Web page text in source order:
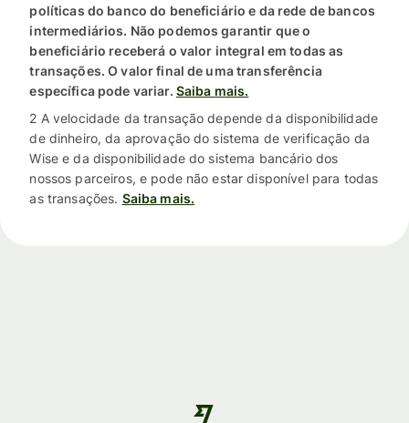
políticas do banco do beneficiário e da rede de bancos
intermediários. Não podemos garantir que o
beneficiário receberá o valor integral em todas as
transações. O valor final de uma transferência
específica pode variar. Saiba mais.
2 A velocidade da transação depende da disponibilidade
de dinheiro, da aprovação do sistema de verificação da
Wise e da disponibilidade do sistema bancário dos
nossos parceiros, e pode não estar disponível para todas
as transações. Saiba mais.